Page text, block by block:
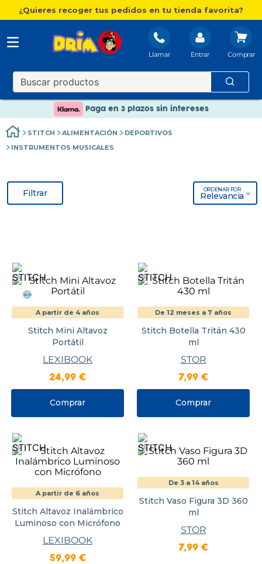
¿Quieres recoger tus pedidos en tu tienda favorita?
Llamar Entrar
Nuevo catálogo Aire Libre
Envío gratis. A partir de 60€(excepto Baleares)
Paga en 3 plazos sin intereses
Paga en 3 plazos sin intereses
STITCH ALIMENTACIÓN
DEPORTIVOS
INSTRUMENTOS MUSICALES
Filtrar ORDENAR POR
Relevancia
A partir de 4 años
Stitch Mini Altavoz
Portátil
LEXIBOOK
24,99 €
Comprar
De 12 meses a 7 años
Stitch Botella Tritán 430
ml
STOR
7,99 €
Comprar
A partir de 6 años
Stitch Altavoz Inalámbrico
Luminoso con Micrófono
LEXIBOOK
59,99 €
De 3 a 14 años
Stitch Vaso Figura 3D 360
ml
STOR
7,99 €